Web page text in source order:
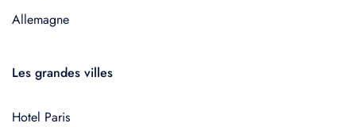
Allemagne
Les grandes villes
Hotel Paris